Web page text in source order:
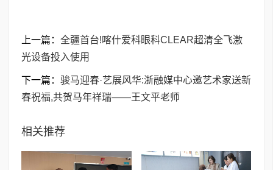
上一篇： 全疆首台!喀什爱科眼科CLEAR超清全飞激
光设备投入使用
下一篇： 骏马迎春·艺展风华:浙融媒中心邀艺术家送新
春祝福,共贺马年祥瑞——王文平老师
相关推荐